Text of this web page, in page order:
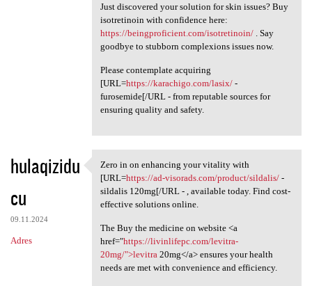
Just discovered your solution for skin issues? Buy
isotretinoin with confidence here:
https://beingproficient.com/isotretinoin/. Say
goodbye to stubborn complexions issues now.
Please contemplate acquiring
[URL=https://karachigo.com/lasix/-
furosemide[/URL - from reputable sources for
ensuring quality and safety.
hulaqizidu
cu
09.11.2024
Adres
Zero in on enhancing your
Zero in on enhancing your vitality with
[URL=https://ad-visorads.com/product/sildalis/-
sildalis 120mg[/URL - , available today. Find cost-
effective solutions online.
The Buy the medicine on website <a
href="https://livinlifepc.com/levitra-
20mg/">levitra20mg</a> ensures your health
needs are met with convenience and efficiency.